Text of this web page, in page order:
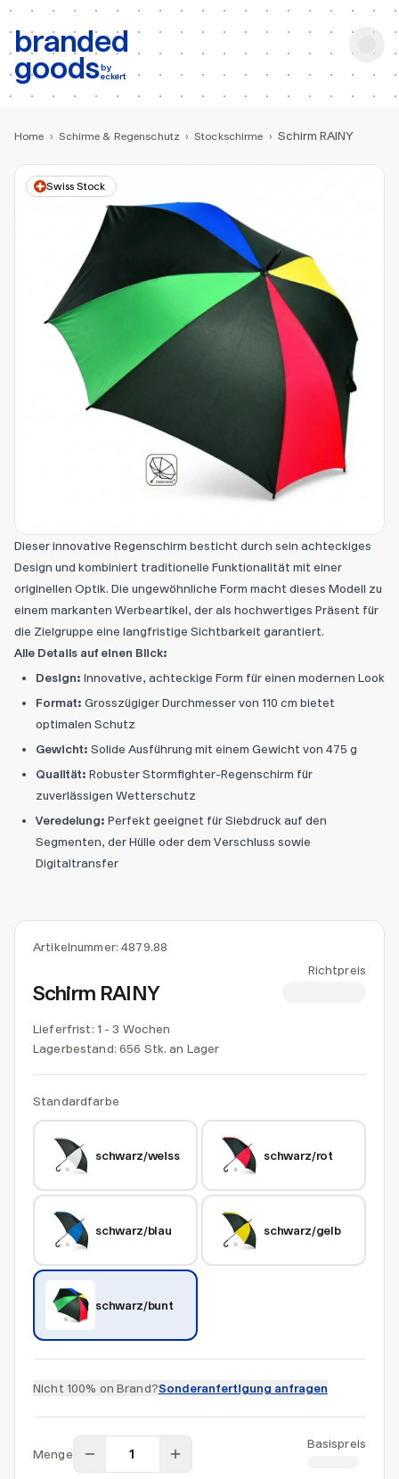
branded
goodsby
eckert
b: Produktsuche
Home › Schirme & Regenschutz › Stockschirme › Schirm RAINY
Artikelnummer:4879.88
Schirm RAINY
Richtpreis
Lieferfrist: 1 - 3 Wochen
Lagerbestand: 656 Stk. an Lager
Standardfarbe
schwarz/weiss schwarz/rot
schwarz/blau schwarz/gelb
schwarz/bunt
Nicht 100% on Brand?Sonderanfertigung anfragen
Menge
Basispreis
Swiss Stock
Dieser innovative Regenschirm besticht durch sein achteckiges
Design und kombiniert traditionelle Funktionalität mit einer
originellen Optik. Die ungewöhnliche Form macht dieses Modell zu
einem markanten Werbeartikel, der als hochwertiges Präsent für
die Zielgruppe eine langfristige Sichtbarkeit garantiert.
Alle Details auf einen Blick:
Design: Innovative, achteckige Form für einen modernen Look
Format: Grosszügiger Durchmesser von 110 cm bietet
optimalen Schutz
Gewicht: Solide Ausführung mit einem Gewicht von 475 g
Qualität: Robuster Stormfighter-Regenschirm für
zuverlässigen Wetterschutz
Veredelung: Perfekt geeignet für Siebdruck auf den
Segmenten, der Hülle oder dem Verschluss sowie
Digitaltransfer